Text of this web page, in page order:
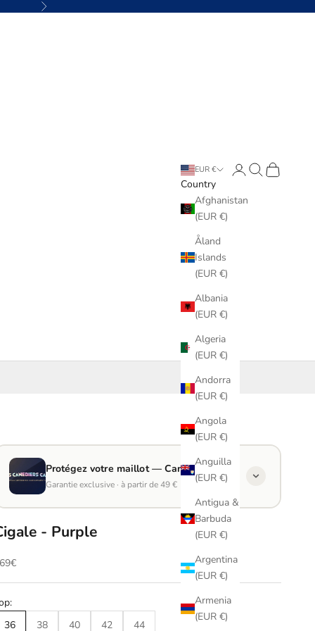
Next
EUR €
Country
Afghanistan
(EUR €)
Åland
Islands
(EUR €)
Albania
(EUR €)
Algeria
(EUR €)
Andorra
(EUR €)
Angola
(EUR €)
Anguilla
(EUR €)
Antigua &
Barbuda
(EUR €)
Argentina
(EUR €)
Armenia
(EUR €)
LoginSearch
Cart
Protégez votre maillot — Canebiers Care
Garantie exclusive · à partir de 49 €
LES CANEBIERS CARE
Ajoutez Les Canebiers Care à votre maillot lors de votre achat
et profitez d’un service exclusif pensé pour prolonger la vie de
vos pièces préférées.
Parce qu’un maillot que l’on aime mérite une attention
- Purple
price
36
38 40 42 44